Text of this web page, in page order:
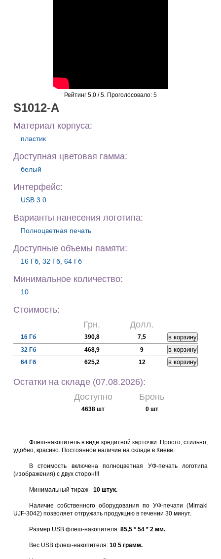
Рейтинг 5,0 / 5. Проголосовало: 5
S1012-A
Материал корпуса:
пластик
Доступная цветовая гамма:
белый
Интерфейс:
USB 3.0
Варианты нанесения логотипа:
Полноцветная печать
Доступные объемы памяти:
16 Гб, 32 Гб, 64 Гб
Минимальное количество:
10
Стоимость:
Грн.
Долл.
16 Гб 390,8
7,5
32 Гб
468,9
9
64 Гб
625,2 12
Остатки на складе (07.08.2026):
Доступно
Бронь
4638 шт 0 шт
Флеш-накопитель в виде кредитной карточки. Просто, стильно,
удобно, красиво. Постоянное наличие на складе в Киеве.
В стоимость включена полноцветная УФ-печать логотипа
(изображения) с двух сторон!!!
Минимальный тираж - 10 штук.
Наличие собственного оборудования по УФ-печати (Mimaki
UJF-3042) позволяет отгружать продукцию в течении 30 минут.
Размер USB флеш-накопителя: 85,5 * 54 * 2 мм.
Вес USB флеш-накопителя: 10.5 грамм.